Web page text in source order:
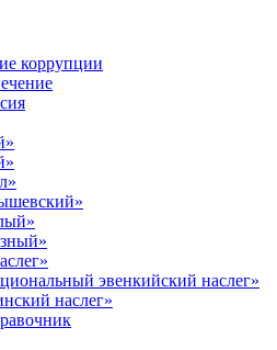
коррупции
эвенкийский наслег»
наслег»